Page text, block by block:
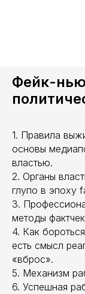
Фейк-
1. Правила
основы
властью.
2. Органы
глупо в эпоху
3.
методы
4. Как
есть смысл
«вброс».
5. Механизм
6. Успешная